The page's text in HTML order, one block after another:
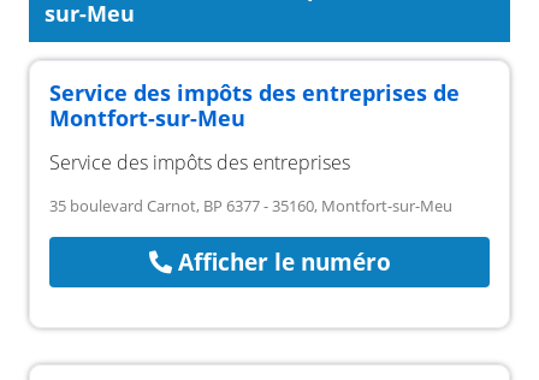
sur-Meu
Service des impôts des entreprises de
Montfort-sur-Meu
Service des impôts des entreprises
35 boulevard Carnot, BP 6377 - 35160, Montfort-sur-Meu
Afficher le numéro